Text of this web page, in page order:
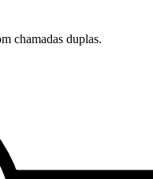
chamadas duplas.